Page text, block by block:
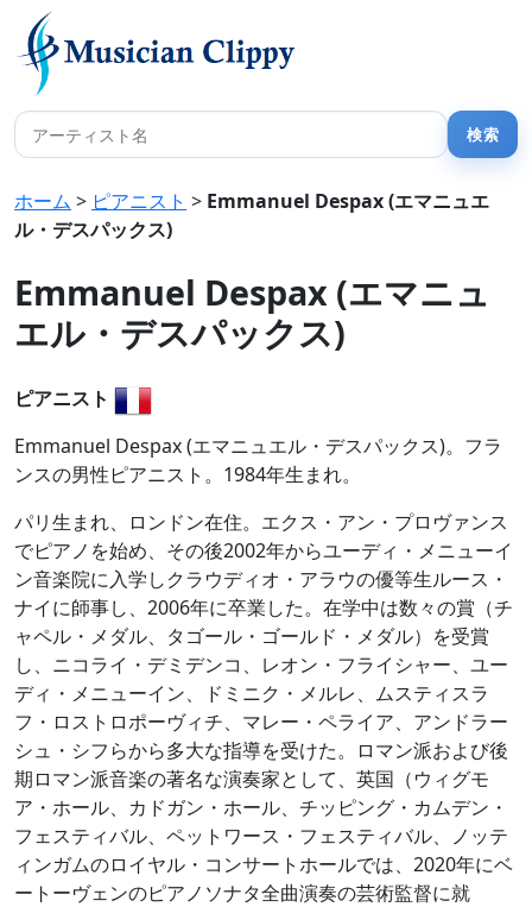
ホーム > ピアニスト > Emmanuel Despax (エマニュエ
ル・デスパックス)
Emmanuel Despax (エマニュ
エル・デスパックス)
ピアニスト
Emmanuel Despax (エマニュエル・デスパックス)。フラ
ンスの男性ピアニスト。1984年生まれ。
パリ生まれ、ロンドン在住。エクス・アン・プロヴァンス
でピアノを始め、その後2002年からユーディ・メニューイ
ン音楽院に入学しクラウディオ・アラウの優等生ルース・
ナイに師事し、2006年に卒業した。在学中は数々の賞（チ
ャペル・メダル、タゴール・ゴールド・メダル）を受賞
し、ニコライ・デミデンコ、レオン・フライシャー、ユー
ディ・メニューイン、ドミニク・メルレ、ムスティスラ
フ・ロストロポーヴィチ、マレー・ペライア、アンドラー
シュ・シフらから多大な指導を受けた。ロマン派および後
期ロマン派音楽の著名な演奏家として、英国（ウィグモ
ア・ホール、カドガン・ホール、チッピング・カムデン・
フェスティバル、ペットワース・フェスティバル、ノッテ
ィンガムのロイヤル・コンサートホールでは、2020年にベ
ートーヴェンのピアノソナタ全曲演奏の芸術監督に就